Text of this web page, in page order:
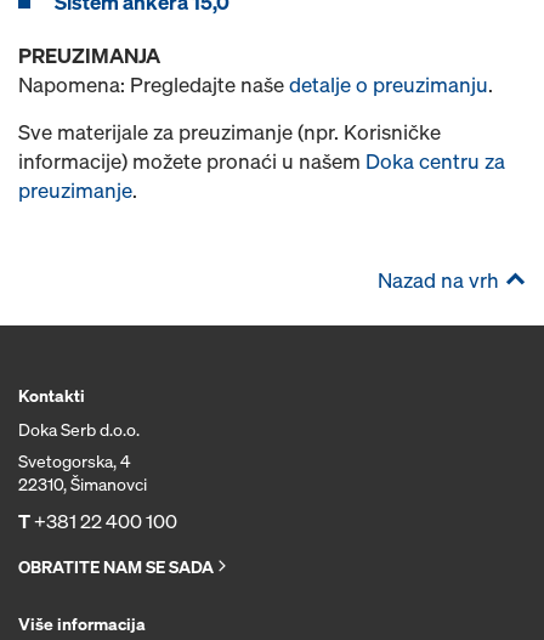
PREUZIMANJA
Napomena: Pregledajte našedetalje o preuzimanju.
Sve materijale za preuzimanje (npr. Korisničke
informacije) možete pronaći u našem Doka centru za
preuzimanje.
Nazad na vrh
Kontakti
Doka Serb d.o.o.
Svetogorska, 4
22310, Šimanovci
T+381 22 400 100
OBRATITE NAM SE SADA
Više informacija